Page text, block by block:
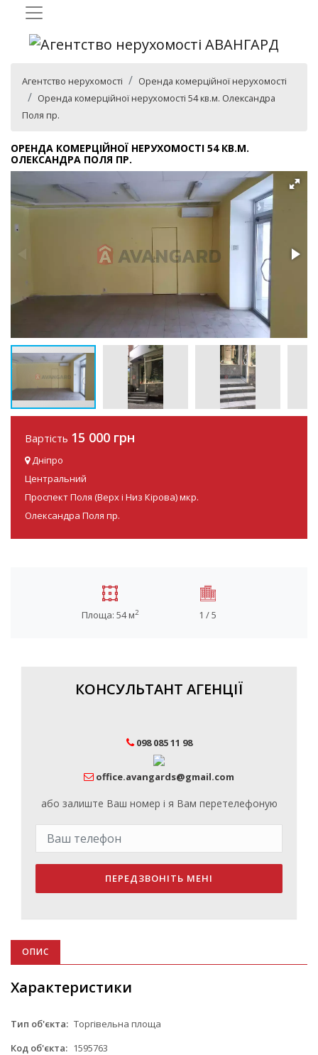
Агентство нерухомості
Оренда комерційної нерухомості
Оренда комерційної нерухомості 54 кв.м. Олександра
Поля пр.
ОРЕНДА КОМЕРЦІЙНОЇ НЕРУХОМОСТІ 54 КВ.М.
ОЛЕКСАНДРА ПОЛЯ ПР.
Вартість 15 000 грн
Дніпро
Центральний
Проспект Поля (Верх і Низ Кірова) мкр.
Олександра Поля пр.
Площа: 54 м2 1 / 5
КОНСУЛЬТАНТ АГЕНЦІЇ
098 085 11 98
office.avangards@gmail.com
або залиште Ваш номер і я Вам перетелефоную
ПЕРЕДЗВОНІТЬ МЕНІ
ОПИС
Характеристики
Тип об'єкта: Торгівельна площа
Код об'єкта: 1595763